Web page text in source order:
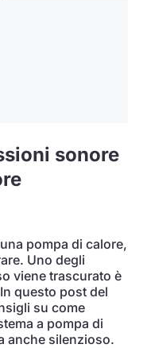
sonore
pompa di calore,
Uno degli
viene trascurato è
questo post del
su come
a pompa di
anche silenzioso.